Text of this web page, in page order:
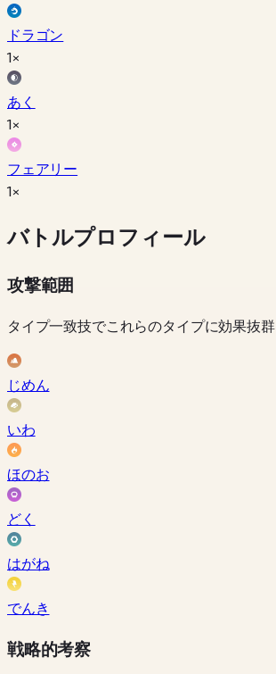
ドラゴン
1×
あく
1×
フェアリー
1×
バトルプロフィール
攻撃範囲
タイプ一致技でこれらのタイプに効果抜群
じめん
いわ
ほのお
どく
はがね
でんき
戦略的考察